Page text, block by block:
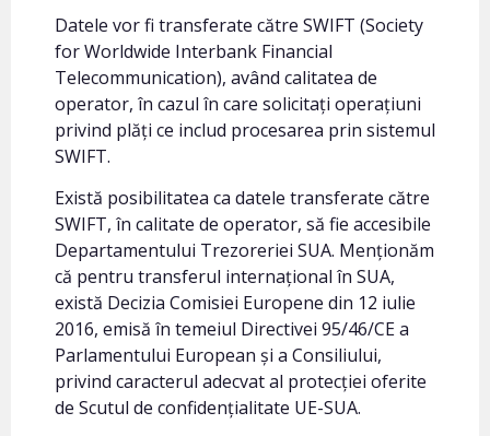
Datele vor fi transferate către SWIFT (Society
for Worldwide Interbank Financial
Telecommunication), având calitatea de
operator, în cazul în care solicitați operațiuni
privind plăți ce includ procesarea prin sistemul
SWIFT.
Există posibilitatea ca datele transferate către
SWIFT, în calitate de operator, să fie accesibile
Departamentului Trezoreriei SUA. Menționăm
că pentru transferul internațional în SUA,
există Decizia Comisiei Europene din 12 iulie
2016, emisă în temeiul Directivei 95/46/CE a
Parlamentului European și a Consiliului,
privind caracterul adecvat al protecției oferite
de Scutul de confidențialitate UE-SUA.